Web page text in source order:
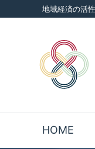
地域経済の活
HOME